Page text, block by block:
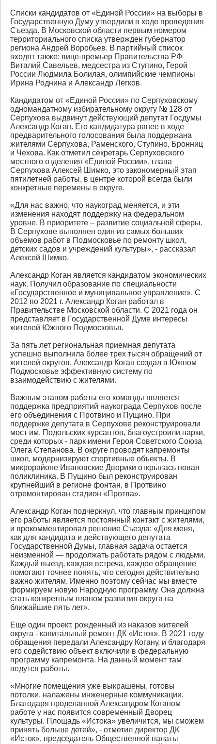
Списки кандидатов от «Единой России» на выборы в
Государственную Думу утвердили в ходе проведения
Съезда. В Московской области первым номером
территориального списка утвержден губернатор
региона Андрей Воробьев. В партийный список
входят также: вице-премьер Правительства РФ
Виталий Савельев, медсестра из Ступино, Герой
России Людмила Болилая, олимпийские чемпионы
Ирина Роднина и Александр Легков.
Кандидатом от «Единой России» по Серпуховскому
одномандатному избирательному округу № 128 от
Серпухова выдвинут действующий депутат Госдумы
Александр Коган. Его кандидатура ранее в ходе
предварительного голосования была поддержана
жителями Серпухова, Раменского, Ступино, Бронниц
и Чехова. Как отметил секретарь Серпуховского
местного отделения «Единой России», глава
Серпухова Алексей Шимко, это закономерный этап
пятилетней работы, в центре которой всегда были
конкретные перемены в округе.
«Для нас важно, что наукоград меняется, и эти
изменения находят поддержку на федеральном
уровне. В приоритете – развитие социальной сферы.
В Серпухове выполнен один из самых больших
объемов работ в Подмосковье по ремонту школ,
детских садов и учреждений культуры», - рассказал
Алексей Шимко.
Александр Коган является кандидатом экономических
наук. Получил образование по специальности
«Государственное и муниципальное управление». С
2012 по 2021 г. Александр Коган работал в
Правительстве Московской области. С 2021 года он
представляет в Государственной Думе интересы
жителей Южного Подмосковья.
За пять лет региональная приемная депутата
успешно выполнила более трех тысяч обращений от
жителей округов. Александр Коган создал в Южном
Подмосковье эффективную систему по
взаимодействию с жителями.
Важным этапом работы его команды является
поддержка предприятий наукограда Серпухов после
его объединения с Протвино и Пущино. При
поддержке депутата в Серпухове реконструировали
мост им. Подольских курсантов, благоустроили парки,
среди которых - парк имени Героя Советского Союза
Олега Степанова. В округе проводят капремонты
школ, модернизируют спортивные объекты. В
микрорайоне Ивановские Дворики открылась новая
поликлиника. В Пущино был реконструирован
крупнейший в регионе фонтан, в Протвино
отремонтирован стадион «Протва».
Александр Коган подчеркнул, что главным принципом
его работы является постоянный контакт с жителями,
и прокомментировал решение Съезда: «Для меня,
как для кандидата и действующего депутата
Государственной Думы, главная задача остается
неизменной — продолжать работать рядом с людьми.
Каждый выезд, каждая встреча, каждое обращение
помогают точнее понять, что сегодня действительно
важно жителям. Именно поэтому сейчас мы вместе
формируем новую Народную программу. Она должна
стать конкретным планом развития округа на
ближайшие пять лет».
Еще один проект, рожденный из наказов жителей
округа - капитальный ремонт ДК «Исток». В 2021 году
обращения передали Александру Когану, и благодаря
его содействию объект включили в федеральную
программу капремонта. На данный момент там
ведутся работы.
«Многие помещения уже выкрашены, готовы
потолки, налажены инженерные коммуникации.
Благодаря проделанной Александром Коганом
работе у нас появится современный Дворец
культуры. Площадь «Истока» увеличится, мы сможем
принять больше детей», - отметил директор ДК
«Исток», председатель Общественной палаты